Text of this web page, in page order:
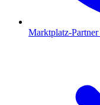
Marktplatz-Partner